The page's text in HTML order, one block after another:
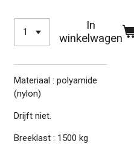
In
winkelwagen
Materiaal : polyamide
(nylon)
Drijft niet.
Breeklast : 1500 kg